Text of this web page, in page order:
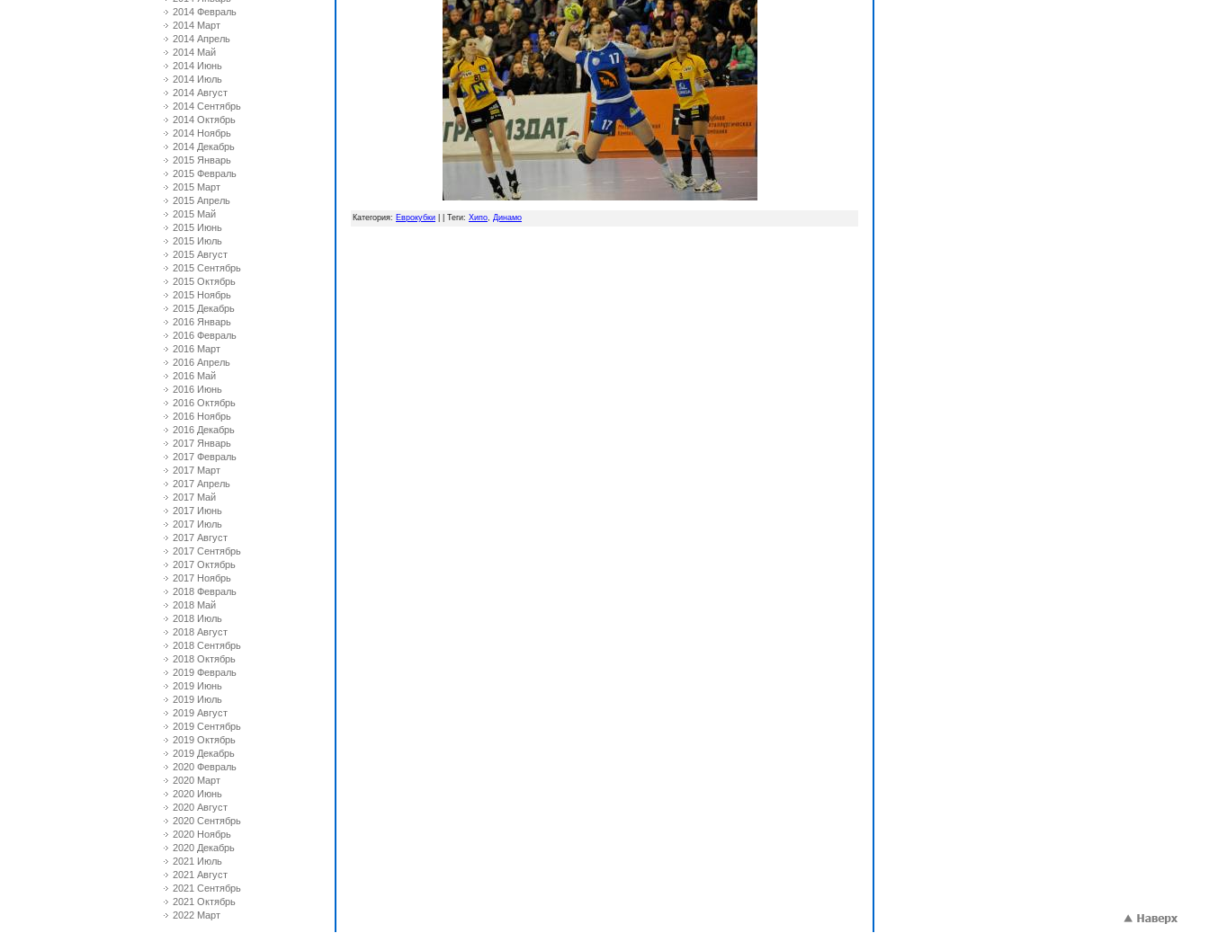
2014 Февраль
2014 Март
2014 Апрель
2014 Май
2014 Июнь
2014 Июль
2014 Август
2014 Сентябрь
2014 Октябрь
2014 Ноябрь
2014 Декабрь
2015 Январь
2015 Февраль
2015 Март
2015 Апрель
2015 Май
2015 Июнь
2015 Июль
2015 Август
2015 Сентябрь
2015 Октябрь
2015 Ноябрь
2015 Декабрь
2016 Январь
2016 Февраль
2016 Март
2016 Апрель
2016 Май
2016 Июнь
2016 Октябрь
2016 Ноябрь
2016 Декабрь
2017 Январь
2017 Февраль
2017 Март
2017 Апрель
2017 Май
2017 Июнь
2017 Июль
2017 Август
2017 Сентябрь
2017 Октябрь
2017 Ноябрь
2018 Февраль
2018 Май
2018 Июль
2018 Август
2018 Сентябрь
2018 Октябрь
2019 Февраль
2019 Июнь
2019 Июль
2019 Август
2019 Сентябрь
2019 Октябрь
2019 Декабрь
2020 Февраль
2020 Март
2020 Июнь
2020 Август
2020 Сентябрь
2020 Ноябрь
2020 Декабрь
2021 Июль
2021 Август
2021 Сентябрь
2021 Октябрь
2022 Март
Категория: Еврокубки Теги: Хипо, Динамо